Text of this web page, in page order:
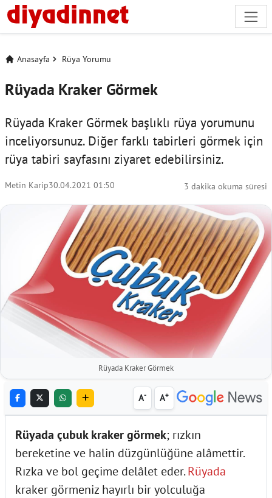
Anasayfa Rüya Yorumu
Rüyada Kraker Görmek
Rüyada Kraker Görmek başlıklı rüya yorumunu
inceliyorsunuz. Diğer farklı tabirleri görmek için
rüya tabiri sayfasını ziyaret edebilirsiniz.
Metin Karip30.04.2021 01:50 3 dakika okuma süresi
Rüyada Kraker Görmek
A- A+
Rüyada çubuk kraker görmek; rızkın
bereketine ve halin düzgünlüğüne alâmettir.
Rızka ve bol geçime delâlet eder.Rüyada
kraker görmeniz hayırlı bir yolculuğa